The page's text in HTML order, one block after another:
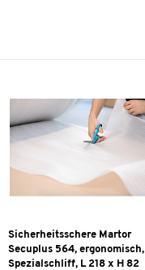
Sicherheitsschere Martor
Secuplus 564, ergonomisch,
Spezialschliff, L 218 x H 82